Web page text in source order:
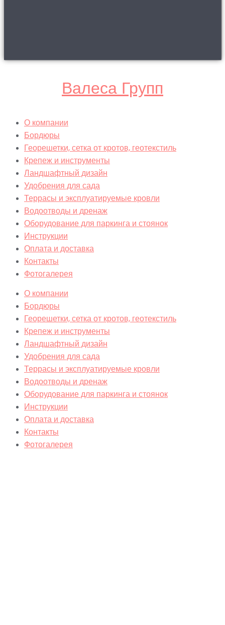
Валеса Групп
О компании
Бордюры
Георешетки, сетка от кротов, геотекстиль
Крепеж и инструменты
Ландшафтный дизайн
Удобрения для сада
Террасы и эксплуатируемые кровли
Водоотводы и дренаж
Оборудование для паркинга и стоянок
Инструкции
Оплата и доставка
Контакты
Фотогалерея
О компании
Бордюры
Георешетки, сетка от кротов, геотекстиль
Крепеж и инструменты
Ландшафтный дизайн
Удобрения для сада
Террасы и эксплуатируемые кровли
Водоотводы и дренаж
Оборудование для паркинга и стоянок
Инструкции
Оплата и доставка
Контакты
Фотогалерея